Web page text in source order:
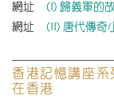
網址
(I) 歸義軍的
網址
(II) 唐代傳奇
香港記憶講座
在香港